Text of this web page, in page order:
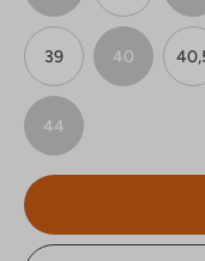
39 40
44